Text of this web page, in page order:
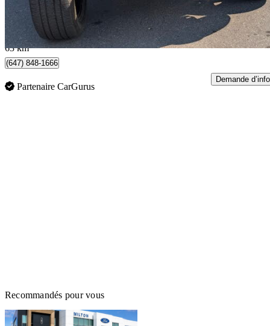
548 $/mois env.
Toronto, ON
63 km
(647) 848-1666
Partenaire CarGurus
Demande d’info
Recommandés pour vous